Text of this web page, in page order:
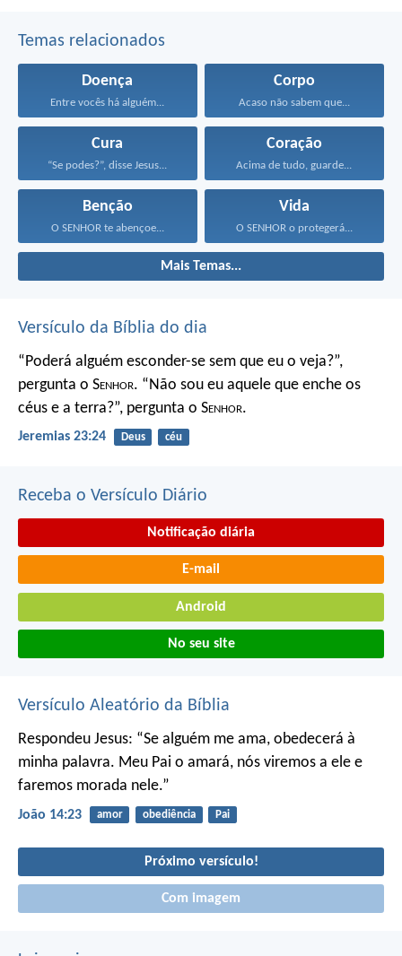
Temas relacionados
Doença
Entre vocês há alguém...
Corpo
Acaso não sabem que...
Cura
“Se podes?”, disse Jesus...
Coração
Acima de tudo, guarde...
Benção
O SENHOR te abençoe...
Vida
O SENHOR o protegerá...
Mais Temas...
Versículo da Bíblia do dia
“Poderá alguém esconder-se sem que eu o veja?”,
pergunta o Senhor. “Não sou eu aquele que enche os
céus e a terra?”, pergunta o Senhor.
Jeremias 23:24 Deus céu
Receba o Versículo Diário
Notificação diária
E-mail
Android
No seu site
Versículo Aleatório da Bíblia
Respondeu Jesus: “Se alguém me ama, obedecerá à
minha palavra. Meu Pai o amará, nós viremos a ele e
faremos morada nele.”
João 14:23 amor obediência Pai
Próximo versículo!
Com imagem